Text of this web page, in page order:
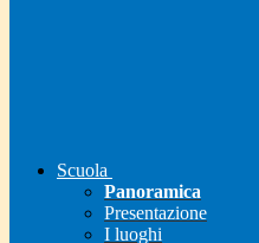
Scuola
Panoramica
Presentazione
I luoghi